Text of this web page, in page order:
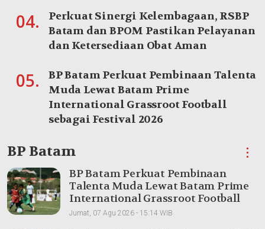
04.
Perkuat Sinergi Kelembagaan, RSBP
Batam dan BPOM Pastikan Pelayanan
dan Ketersediaan Obat Aman
05.
BP Batam Perkuat Pembinaan Talenta
Muda Lewat Batam Prime
International Grassroot Football
sebagai Festival 2026
BP Batam ⋮
BP Batam Perkuat Pembinaan
Talenta Muda Lewat Batam Prime
International Grassroot Football
sebagai Festival 2026
Jumat, 07 Agu 2026 - 15:14 WIB